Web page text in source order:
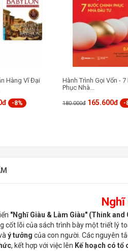
Hàng Vĩ Đại
-8%
Hành Trình Gọi Vốn -
Phục Nhà...
180.000đ 165.600đ -
Nghĩ
"Nghĩ Giàu & Làm Giàu" (Think and
cốt lõi của sách trình bày một triết lý
ý tưởng của con người. Các nguyên
, kết hợp với việc lên Kế hoạch có tổ